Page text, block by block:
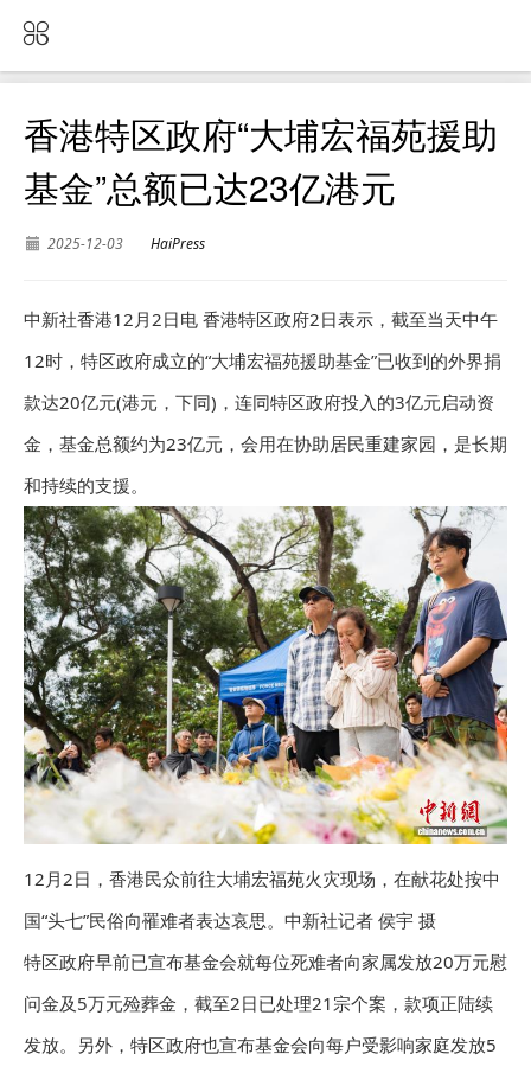
香港特区政府“大埔宏福苑援助
基金”总额已达23亿港元
2025-12-03 HaiPress
中新社香港12月2日电 香港特区政府2日表示，截至当天中午
12时，特区政府成立的“大埔宏福苑援助基金”已收到的外界捐
款达20亿元(港元，下同)，连同特区政府投入的3亿元启动资
金，基金总额约为23亿元，会用在协助居民重建家园，是长期
和持续的支援。
12月2日，香港民众前往大埔宏福苑火灾现场，在献花处按中
国“头七”民俗向罹难者表达哀思。中新社记者 侯宇 摄
特区政府早前已宣布基金会就每位死难者向家属发放20万元慰
问金及5万元殓葬金，截至2日已处理21宗个案，款项正陆续
发放。另外，特区政府也宣布基金会向每户受影响家庭发放5